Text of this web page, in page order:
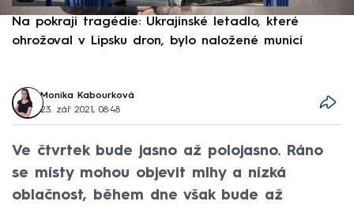
Na pokraji tragédie: Ukrajinské letadlo, které
ohrožoval v Lipsku dron, bylo naložené municí
Monika Kabourková
23. zář 2021, 08:48
Ve čtvrtek bude jasno až polojasno. Ráno
se místy mohou objevit mlhy a nízká
oblačnost, během dne však bude až